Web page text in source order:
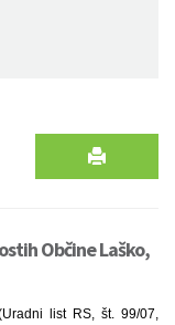
Občine Laško,
list RS, št. 99/07,